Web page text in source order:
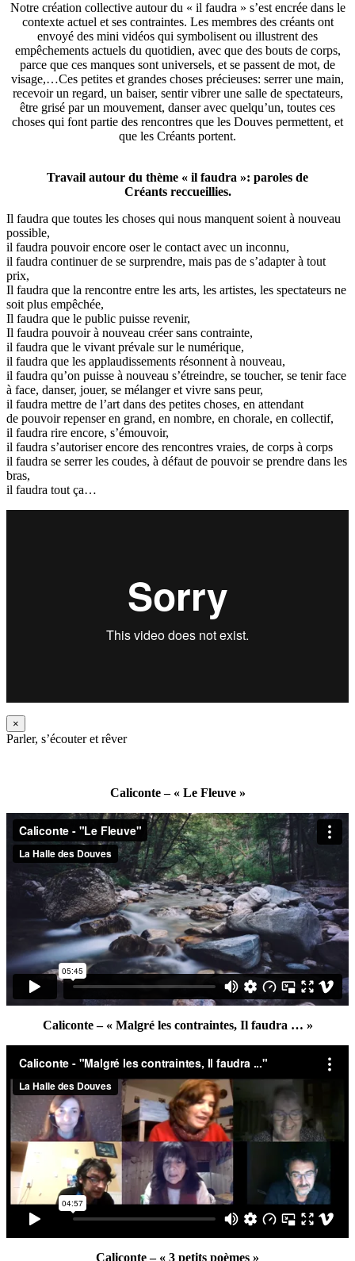
Notre création collective autour du « il faudra » s’est encrée dans le
contexte actuel et ses contraintes. Les membres des créants ont
envoyé des mini vidéos qui symbolisent ou illustrent des
empêchements actuels du quotidien, avec que des bouts de corps,
parce que ces manques sont universels, et se passent de mot, de
visage,…Ces petites et grandes choses précieuses: serrer une main,
recevoir un regard, un baiser, sentir vibrer une salle de spectateurs,
être grisé par un mouvement, danser avec quelqu’un, toutes ces
choses qui font partie des rencontres que les Douves permettent, et
que les Créants portent.
Travail autour du thème « il faudra »: paroles de
Créants reccueillies.
Il faudra que toutes les choses qui nous manquent soient à nouveau
possible,
il faudra pouvoir encore oser le contact avec un inconnu,
il faudra continuer de se surprendre, mais pas de s’adapter à tout
prix,
Il faudra que la rencontre entre les arts, les artistes, les spectateurs ne
soit plus empêchée,
Il faudra que le public puisse revenir,
Il faudra pouvoir à nouveau créer sans contrainte,
il faudra que le vivant prévale sur le numérique,
il faudra que les applaudissements résonnent à nouveau,
il faudra qu’on puisse à nouveau s’étreindre, se toucher, se tenir face
à face, danser, jouer, se mélanger et vivre sans peur,
il faudra mettre de l’art dans des petites choses, en attendant
de pouvoir repenser en grand, en nombre, en chorale, en collectif,
il faudra rire encore, s’émouvoir,
il faudra s’autoriser encore des rencontres vraies, de corps à corps
il faudra se serrer les coudes, à défaut de pouvoir se prendre dans les
bras,
il faudra tout ça…
×
Parler, s’écouter et rêver
Caliconte – « Le Fleuve »
Caliconte – « Malgré les contraintes, Il faudra … »
Caliconte – « 3 petits poèmes »